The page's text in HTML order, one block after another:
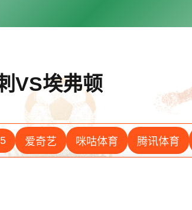
VS埃弗顿
爱奇艺 咪咕体育 腾讯体育